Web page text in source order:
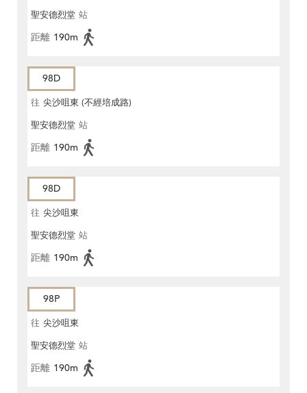
聖安德烈堂 站
距離 190m
98D
往 尖沙咀東 (不經培成路)
聖安德烈堂 站
距離 190m
98D
往 尖沙咀東
聖安德烈堂 站
距離 190m
98P
往 尖沙咀東
聖安德烈堂 站
距離 190m